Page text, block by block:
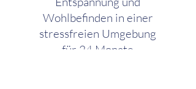
Wohlbefinden in einer
stressfreien Umgebung
für 24 Monate